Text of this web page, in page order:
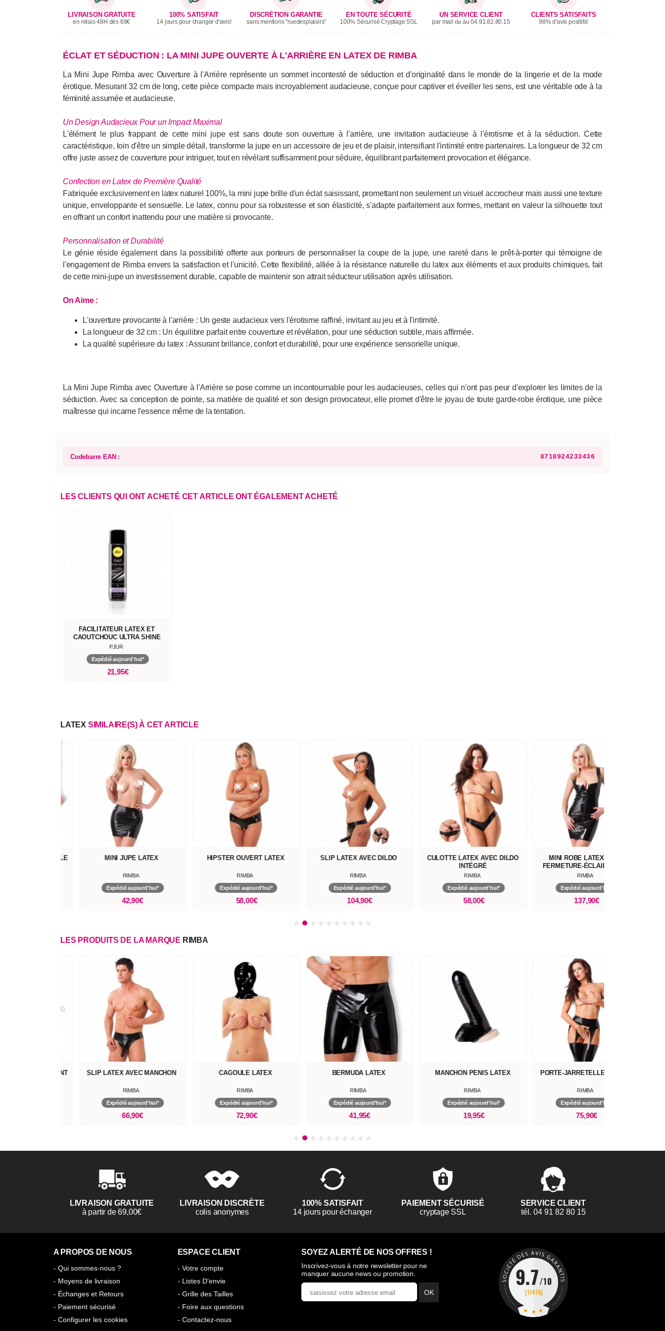
LIVRAISON GRATUITE
en relais 48H dès 69€
100% SATISFAIT
14 jours pour changer d'avis!
DISCRÉTION GARANTIE
sans mentions "ruedesplaisirs"
EN TOUTE SÉCURITÉ
100% Sécurisé Cryptage SSL
UN SERVICE CLIENT
par mail ou au 04.91.82.80.15
CLIENTS SATISFAITS
98% d'avis positifs!
ÉCLAT ET SÉDUCTION : LA MINI JUPE OUVERTE À L'ARRIÈRE EN LATEX DE RIMBA
La Mini Jupe Rimba avec Ouverture à l'Arrière représente un sommet incontesté de séduction et d'originalité dans le monde de la lingerie et de la mode
érotique. Mesurant 32 cm de long, cette pièce compacte mais incroyablement audacieuse, conçue pour captiver et éveiller les sens, est une véritable ode à la
féminité assumée et audacieuse.
Un Design Audacieux Pour un Impact Maximal
L'élément le plus frappant de cette mini jupe est sans doute son ouverture à l'arrière, une invitation audacieuse à l'érotisme et à la séduction. Cette
caractéristique, loin d'être un simple détail, transforme la jupe en un accessoire de jeu et de plaisir, intensifiant l'intimité entre partenaires. La longueur de 32 cm
offre juste assez de couverture pour intriguer, tout en révélant suffisamment pour séduire, équilibrant parfaitement provocation et élégance.
Confection en Latex de Première Qualité
Fabriquée exclusivement en latex naturel 100%, la mini jupe brille d'un éclat saisissant, promettant non seulement un visuel accrocheur mais aussi une texture
unique, enveloppante et sensuelle. Le latex, connu pour sa robustesse et son élasticité, s'adapte parfaitement aux formes, mettant en valeur la silhouette tout
en offrant un confort inattendu pour une matière si provocante.
Personnalisation et Durabilité
Le génie réside également dans la possibilité offerte aux porteurs de personnaliser la coupe de la jupe, une rareté dans le prêt-à-porter qui témoigne de
l'engagement de Rimba envers la satisfaction et l'unicité. Cette flexibilité, alliée à la résistance naturelle du latex aux éléments et aux produits chimiques, fait
de cette mini-jupe un investissement durable, capable de maintenir son attrait séducteur utilisation après utilisation.
On Aime :
L'ouverture provocante à l'arrière : Un geste audacieux vers l'érotisme raffiné, invitant au jeu et à l'intimité.
La longueur de 32 cm : Un équilibre parfait entre couverture et révélation, pour une séduction subtile, mais affirmée.
La qualité supérieure du latex : Assurant brillance, confort et durabilité, pour une expérience sensorielle unique.
La Mini Jupe Rimba avec Ouverture à l'Arrière se pose comme un incontournable pour les audacieuses, celles qui n'ont pas peur d'explorer les limites de la
séduction. Avec sa conception de pointe, sa matière de qualité et son design provocateur, elle promet d'être le joyau de toute garde-robe érotique, une pièce
maîtresse qui incarne l'essence même de la tentation.
Codebarre EAN : 8718924233436
LES CLIENTS QUI ONT ACHETÉ CET ARTICLE ONT ÉGALEMENT ACHETÉ
FACILITATEUR LATEX ET
CAOUTCHOUC ULTRA SHINE
PJUR
Expédié aujourd'hui*
21,95€
LATEX SIMILAIRE(S) À CET ARTICLE
PORTE JARRETELLE
MINI JUPE LATEX
RIMBA
Expédié aujourd'hui*
42,90€
HIPSTER OUVERT LATEX
RIMBA
Expédié aujourd'hui*
58,00€
SLIP LATEX AVEC DILDO
RIMBA
Expédié aujourd'hui*
104,90€
CULOTTE LATEX AVEC DILDO
INTÉGRÉ
RIMBA
Expédié aujourd'hui*
58,00€
MINI ROBE LATEX AVEC
FERMETURE-ÉCLAIR AVANT
RIMBA
Expédié aujourd'hui*
137,90€
LES PRODUITS DE LA MARQUE RIMBA
ÉCARTEMENT
SLIP LATEX AVEC MANCHON
RIMBA
Expédié aujourd'hui*
66,90€
CAGOULE LATEX
RIMBA
Expédié aujourd'hui*
72,90€
BERMUDA LATEX
RIMBA
Expédié aujourd'hui*
41,95€
MANCHON PENIS LATEX
RIMBA
Expédié aujourd'hui*
19,95€
PORTE-JARRETELLES LATEX
RIMBA
Expédié aujourd'hui*
75,90€
LIVRAISON GRATUITE
à partir de 69,00€
LIVRAISON DISCRÈTE
colis anonymes
100% SATISFAIT
14 jours pour échanger
PAIEMENT SÉCURISÉ
cryptage SSL
SERVICE CLIENT
tél. 04 91 82 80 15
A PROPOS DE NOUS
- Qui sommes-nous ?
- Moyens de livraison
- Échanges et Retours
- Paiement sécurisé
- Configurer les cookies
ESPACE CLIENT
- Votre compte
- Listes D'envie
- Grille des Tailles
- Foire aux questions
- Contactez-nous
SOYEZ ALERTÉ DE NOS OFFRES !
Inscrivez-vous à notre newsletter pour ne
manquer aucune news ou promotion.
OK